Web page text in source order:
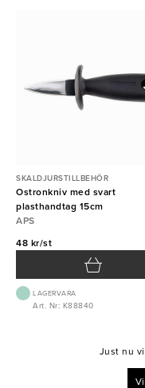
SKALDJURSTILLBEHÖR
Ostronkniv med svart
plasthandtag 15cm
APS
48 kr/st
LAGERVARA
Art. Nr: K88840
Just nu